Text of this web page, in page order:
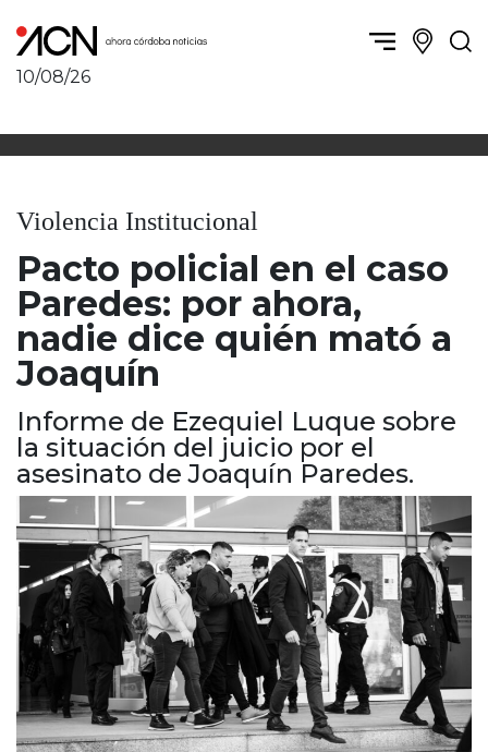
10/08/26
Política y Economía
Córdoba obrera
Córdoba, la Docta
Ambiente y sustentabilidad
Deportes
Córdoba diverse
Córdoba independiente
Humor
Córdoba, la ciudad
Villa María y zona
San Francisco y zona
Traslasierra
Punilla / Carlos Paz
Alta Gracia
Río Primero
Valle de Calamuchita
Jesús María y norte
Cruz del Eje
Corredor de Ansenuza
La Carlota y zona
Laboulaye y sur
Bell Ville
Río Tercero
Despeñaderos
Violencia Institucional
Pacto policial en el caso
Paredes: por ahora,
nadie dice quién mató a
Joaquín
Informe de Ezequiel Luque sobre
la situación del juicio por el
asesinato de Joaquín Paredes.